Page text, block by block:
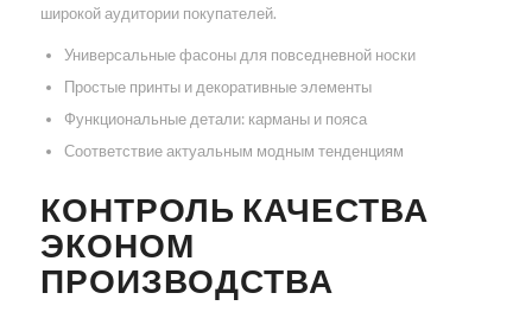
широкой аудитории покупателей.
Универсальные фасоны для повседневной носки
Простые принты и декоративные элементы
Функциональные детали: карманы и пояса
Соответствие актуальным модным тенденциям
КОНТРОЛЬ КАЧЕСТВА
ЭКОНОМ
ПРОИЗВОДСТВА